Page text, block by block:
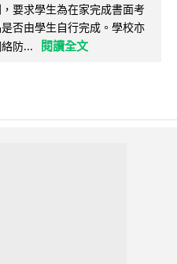
要求學生為在家完成書面考
否由學生自行完成。學校亦
防...
閱讀全文